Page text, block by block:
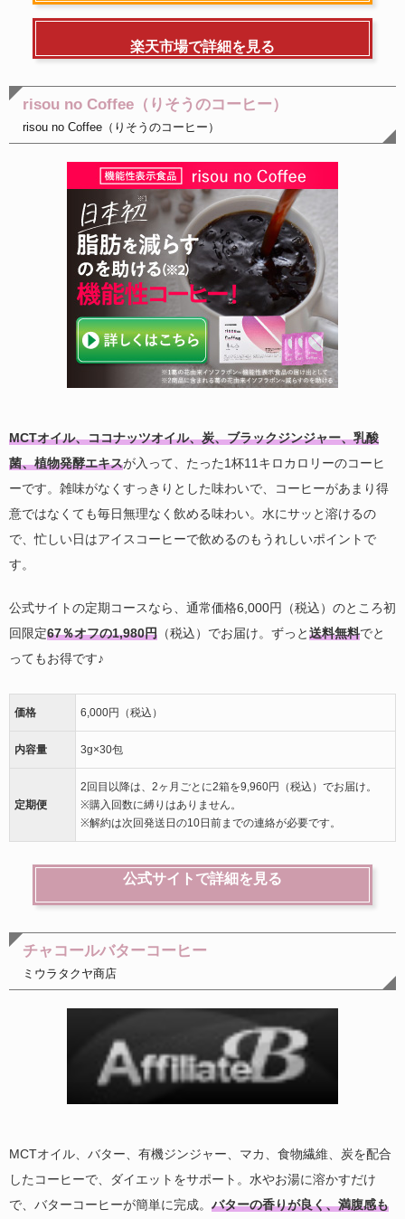
楽天市場で詳細を見る
risou no Coffee（りそうのコーヒー）
risou no Coffee（りそうのコーヒー）
MCTオイル、ココナッツオイル、炭、ブラックジンジャー、乳酸
菌、植物発酵エキスが入って、たった1杯11キロカロリーのコーヒ
ーです。雑味がなくすっきりとした味わいで、コーヒーがあまり得
意ではなくても毎日無理なく飲める味わい。水にサッと溶けるの
で、忙しい日はアイスコーヒーで飲めるのもうれしいポイントで
す。
公式サイトの定期コースなら、通常価格6,000円（税込）のところ初
回限定67％オフの1,980円 （税込）でお届け。ずっと送料無料でと
ってもお得です♪
価格 6,000円（税込）
内容量 3g×30包
定期便
2回目以降は、2ヶ月ごとに2箱を9,960円（税込）でお届け。
※購入回数に縛りはありません。
※解約は次回発送日の10日前までの連絡が必要です。
公式サイトで詳細を見る
チャコールバターコーヒー
ミウラタクヤ商店
MCTオイル、バター、有機ジンジャー、マカ、食物繊維、炭を配合
したコーヒーで、ダイエットをサポート。水やお湯に溶かすだけ
で、バターコーヒーが簡単に完成。 バターの香りが良く、満腹感も